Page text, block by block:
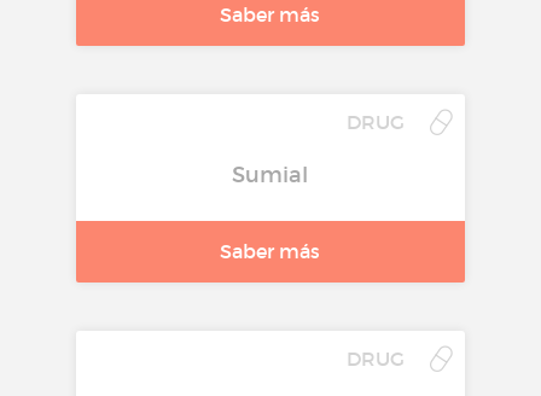
Saber más
DRUG
Sumial
Saber más
DRUG